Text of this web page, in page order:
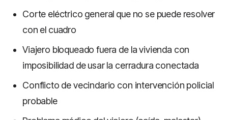
Corte eléctrico general que no se puede resolver
con el cuadro
Viajero bloqueado fuera de la vivienda con
imposibilidad de usar la cerradura conectada
Conflicto de vecindario con intervención policial
probable